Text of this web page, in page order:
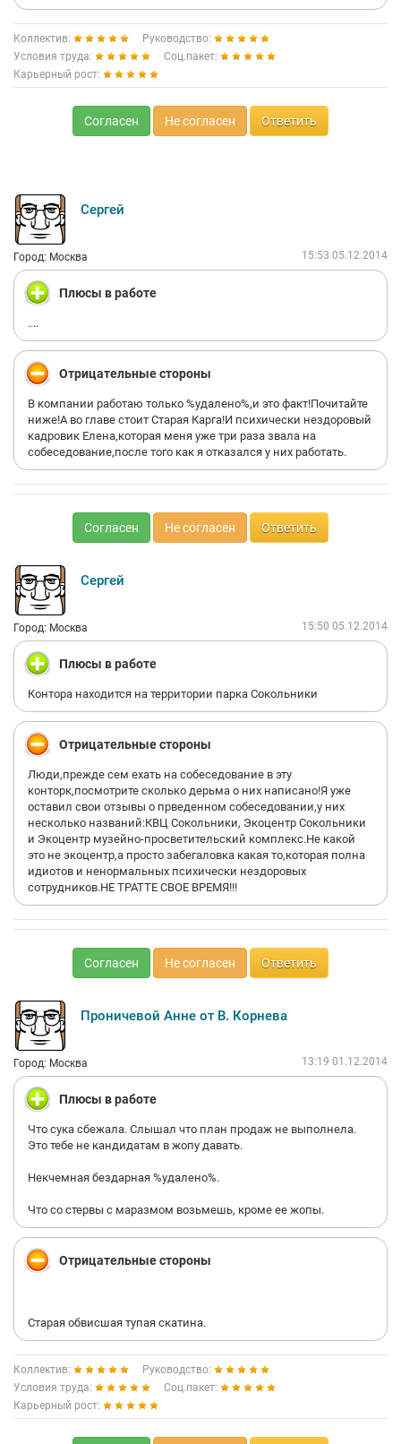
Коллектив:
Руководство:
Условия труда:
Соц.пакет:
Карьерный рост:
Согласен Не согласен Ответить
Сергей
Город: Москва 15:53 05.12.2014
Плюсы в работе
....
Отрицательные стороны
В компании работаю только %удалено%,и это факт!Почитайте
ниже!А во главе стоит Старая Карга!И психически нездоровый
кадровик Елена,которая меня уже три раза звала на
собеседование,после того как я отказался у них работать.
Согласен Не согласен Ответить
Сергей
Город: Москва 15:50 05.12.2014
Плюсы в работе
Контора находится на территории парка Сокольники
Отрицательные стороны
Люди,прежде сем ехать на собеседование в эту
конторк,посмотрите сколько дерьма о них написано!Я уже
оставил свои отзывы о прведенном собеседовании,у них
несколько названий:КВЦ Сокольники, Экоцентр Сокольники
и Экоцентр музейно-просветительский комплекс.Не какой
это не экоцентр,а просто забегаловка какая то,которая полна
идиотов и ненормальных психически нездоровых
сотрудников.НЕ ТРАТТЕ СВОЕ ВРЕМЯ!!!
Согласен Не согласен Ответить
Проничевой Анне от В. Корнева
Город: Москва 13:19 01.12.2014
Плюсы в работе
Что сука сбежала. Слышал что план продаж не выполнела.
Это тебе не кандидатам в жопу давать.
Некчемная бездарная %удалено%.
Что со стервы с маразмом возьмешь, кроме ее жопы.
Отрицательные стороны
Старая обвисшая тупая скатина.
Коллектив:
Руководство:
Условия труда:
Соц.пакет:
Карьерный рост: